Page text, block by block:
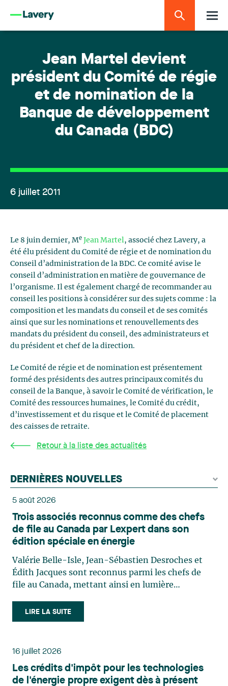
Jean Martel devient
président du Comité de régie
et de nomination de la
Banque de développement
du Canada (BDC)
6 juillet 2011
Le 8 juin dernier, Me Jean Martel, associé chez Lavery, a
été élu président du Comité de régie et de nomination du
Conseil d’administration de la BDC. Ce comité avise le
conseil d’administration en matière de gouvernance de
l’organisme. Il est également chargé de recommander au
conseil les positions à considérer sur des sujets comme : la
composition et les mandats du conseil et de ses comités
ainsi que sur les nominations et renouvellements des
mandats du président du conseil, des administrateurs et
du président et chef de la direction.
Le Comité de régie et de nomination est présentement
formé des présidents des autres principaux comités du
conseil de la Banque, à savoir le Comité de vérification, le
Comité des ressources humaines, le Comité du crédit,
d’investissement et du risque et le Comité de placement
des caisses de retraite.
Retour à la liste des actualités
DERNIÈRES NOUVELLES
5 août 2026
Trois associés reconnus comme des chefs
de file au Canada par Lexpert dans son
édition spéciale en énergie
Valérie Belle-Isle, Jean-Sébastien Desroches et
Édith Jacques sont reconnus parmi les chefs de
file au Canada, mettant ainsi en lumière
le domaine du droit des technologies. Valérie
Belle-Isle est associée au sein du groupe de droit
principalement sur le droit de l’environnement,
du territoire. Elle conseille et représente une
clientèle publique et privée dans le cadre d’enjeux
LIRE LA SUITE
16 juillet 2026
Les crédits d'impôt pour les technologies
de l'énergie propre exigent dès à présent